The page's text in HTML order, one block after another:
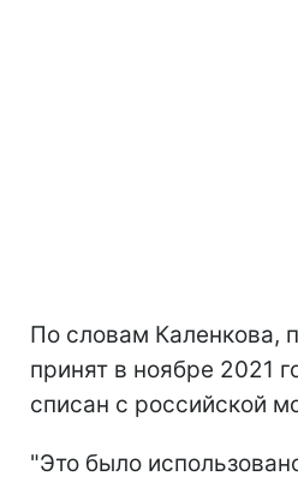
По словам Каленкова,
принят в ноябре 2021
списан с российской
"Это было